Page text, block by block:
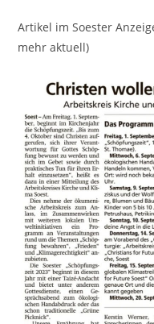
Artikel im Soester
mehr aktuell)